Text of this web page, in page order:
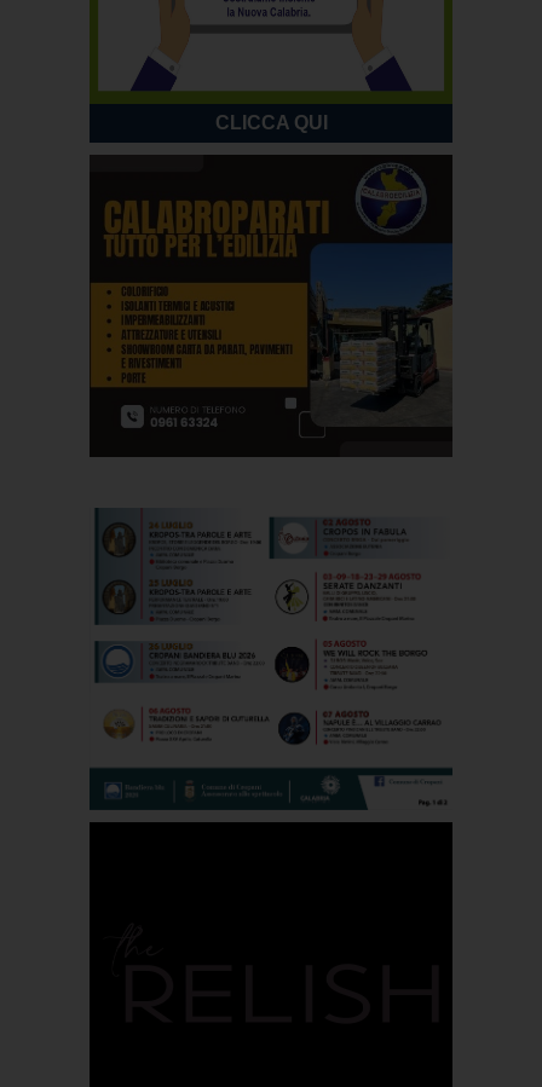
CLICCA QUI